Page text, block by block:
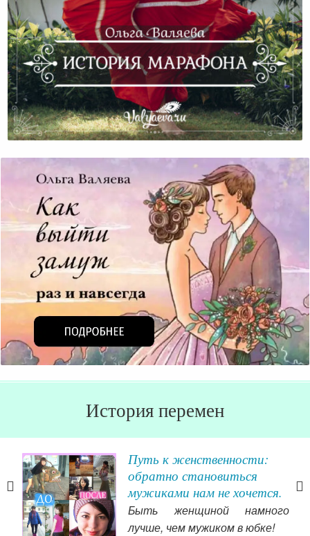
История Марафона
История перемен
Путь к женственности:
обратно становиться
мужиками нам не хочется.
Быть женщиной намного
лучше, чем мужиком в юбке!